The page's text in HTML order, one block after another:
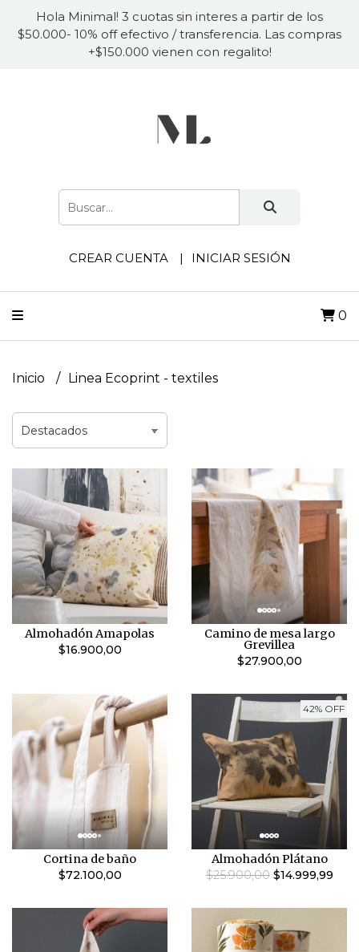
Hola Minimal! 3 cuotas sin interes a partir de los
$50.000- 10% off efectivo / transferencia. Las compras
+$150.000 vienen con regalito!
CREAR CUENTA INICIAR SESIÓN
0
Inicio Linea Ecoprint - textiles
Almohadón Amapolas
$16.900,00
Camino de mesa largo
Grevillea
$27.900,00
Cortina de baño
$72.100,00
42% OFF
Almohadón Plátano
$25.900,00$14.999,99